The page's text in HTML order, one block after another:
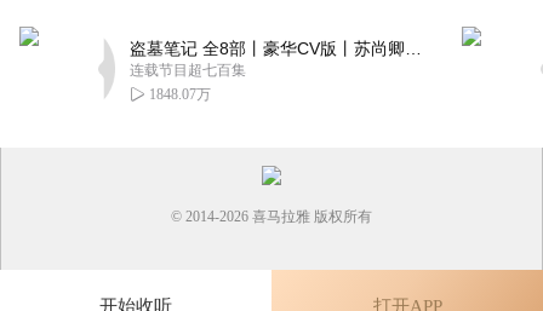
连载节目超七百集
1848.07万
开始收听 打开APP
© 2014-2026 喜马拉雅 版权所有